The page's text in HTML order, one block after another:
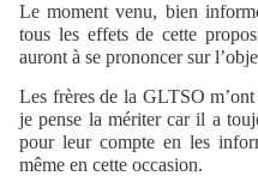
Le moment venu, bien
tous les effets de cette
auront à se prononcer sur
Les frères de la GLTSO
je pense la mériter car il a
pour leur compte en les
même en cette occasion.